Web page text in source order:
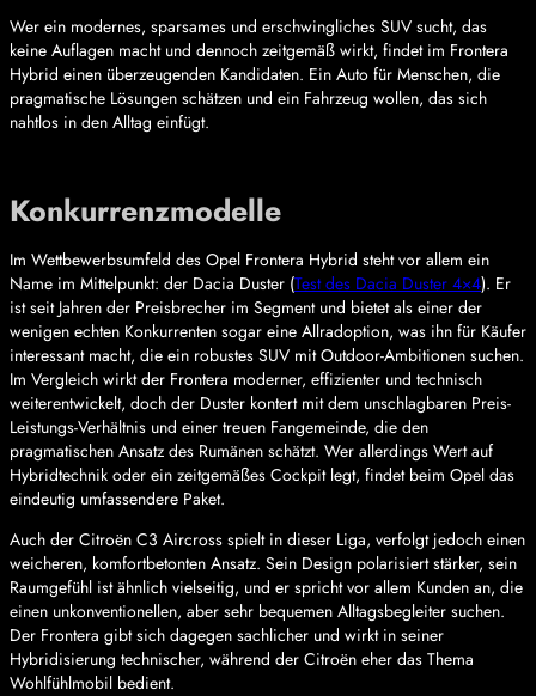
Wer ein modernes, sparsames und erschwingliches SUV sucht, das
keine Auflagen macht und dennoch zeitgemäß wirkt, findet im Frontera
Hybrid einen überzeugenden Kandidaten. Ein Auto für Menschen, die
pragmatische Lösungen schätzen und ein Fahrzeug wollen, das sich
nahtlos in den Alltag einfügt.
Konkurrenzmodelle
Im Wettbewerbsumfeld des Opel Frontera Hybrid steht vor allem ein
Name im Mittelpunkt: der Dacia Duster (Test des Dacia Duster 4×4). Er
ist seit Jahren der Preisbrecher im Segment und bietet als einer der
wenigen echten Konkurrenten sogar eine Allradoption, was ihn für Käufer
interessant macht, die ein robustes SUV mit Outdoor-Ambitionen suchen.
Im Vergleich wirkt der Frontera moderner, effizienter und technisch
weiterentwickelt, doch der Duster kontert mit dem unschlagbaren Preis-
Leistungs-Verhältnis und einer treuen Fangemeinde, die den
pragmatischen Ansatz des Rumänen schätzt. Wer allerdings Wert auf
Hybridtechnik oder ein zeitgemäßes Cockpit legt, findet beim Opel das
eindeutig umfassendere Paket.
Auch der Citroën C3 Aircross spielt in dieser Liga, verfolgt jedoch einen
weicheren, komfortbetonten Ansatz. Sein Design polarisiert stärker, sein
Raumgefühl ist ähnlich vielseitig, und er spricht vor allem Kunden an, die
einen unkonventionellen, aber sehr bequemen Alltagsbegleiter suchen.
Der Frontera gibt sich dagegen sachlicher und wirkt in seiner
Hybridisierung technischer, während der Citroën eher das Thema
Wohlfühlmobil bedient.